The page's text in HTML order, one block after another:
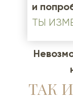
и
ТЫ
ТАК